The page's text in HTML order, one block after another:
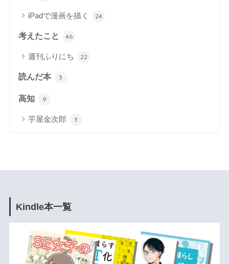
iPadで漫画を描く 24
考えたこと 46
週刊ふりにち 22
読んだ本 3
高知 9
芋屋金次郎 3
Kindle本一覧